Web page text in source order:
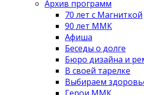
Архив программ
70 лет с Магниткой
90 лет ММК
Афиша
Беседы о долге
Бюро дизайна и
В своей тарелке
Выбираем